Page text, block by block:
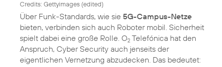
Credits: Gettyimages (edited)
Über Funk-Standards, wie sie 5G-Campus-Netze
bieten, verbinden sich auch Roboter mobil. Sicherheit
spielt dabei eine große Rolle. O2 Telefónica hat den
Anspruch, Cyber Security auch jenseits der
eigentlichen Vernetzung abzudecken. Das bedeutet: